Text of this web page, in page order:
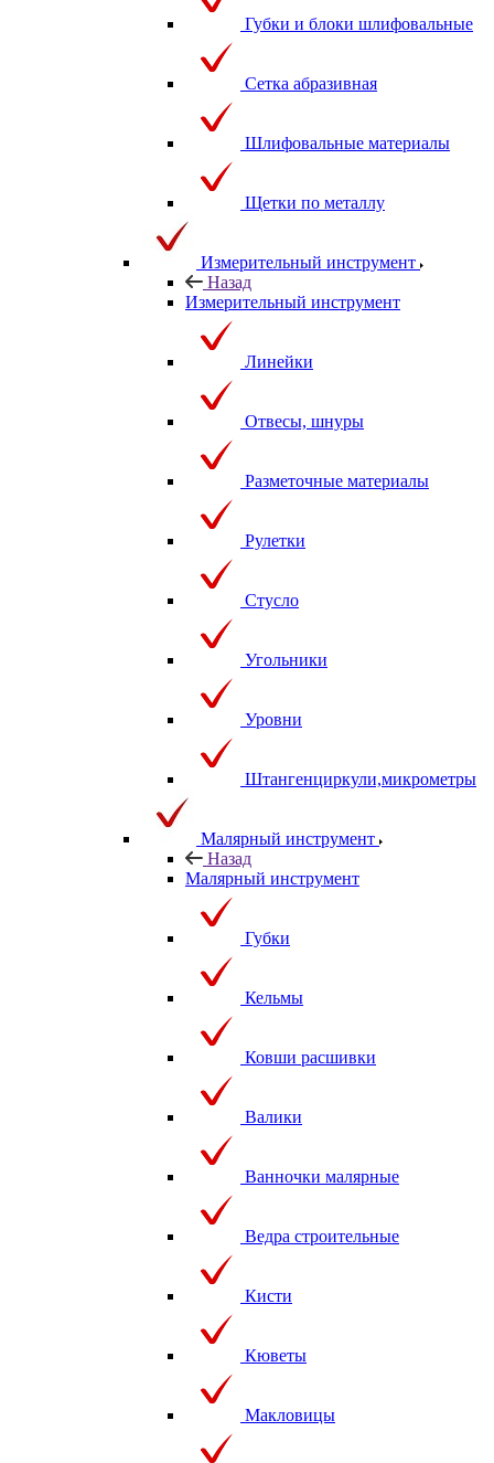
Губки и блоки шлифовальные
Сетка абразивная
Шлифовальные материалы
Щетки по металлу
Измерительный инструмент
Назад
Измерительный инструмент
Линейки
Отвесы, шнуры
Разметочные материалы
Рулетки
Стусло
Угольники
Уровни
Штангенциркули,микрометры
Малярный инструмент
Назад
Малярный инструмент
Губки
Кельмы
Ковши расшивки
Валики
Ванночки малярные
Ведра строительные
Кисти
Кюветы
Макловицы